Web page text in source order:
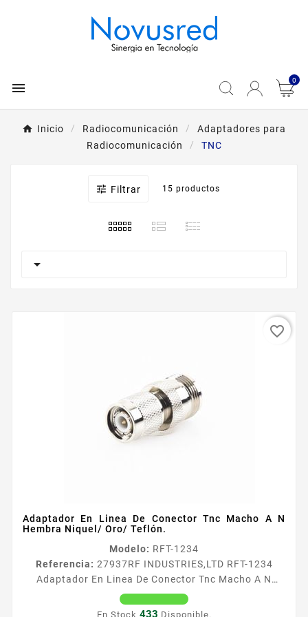
 0
Inicio Radiocomunicación
Adaptadores para
Radiocomunicación
TNC
 Filtrar 15 productos

Adaptador En Linea De Conector Tnc Macho A N
Hembra Niquel/ Oro/ Teflón.
Modelo: RFT-1234
Referencia: 27937RF INDUSTRIES,LTD RFT-1234
Adaptador En Linea De Conector Tnc Macho A N
Hembra Niquel/ Oro/ Teflón. Adaptador en
Liacutenea de Conector TNC Macho a N Hembra Tipo
En Stock 433 Disponible.
favorite_border